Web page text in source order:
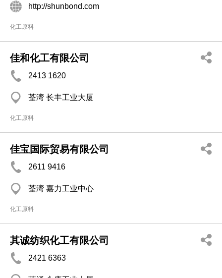
http://shunbond.com
化工原料
佳和化工有限公司
2413 1620
荃湾 长丰工业大厦
化工原料
佳宝国际贸易有限公司
2611 9416
荃湾 嘉力工业中心
化工原料
其诚纺织化工有限公司
2421 6363